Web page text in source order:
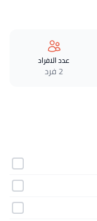
عدد الافراد
2 فرد